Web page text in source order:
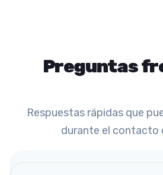
Preguntas
Respuestas rápidas que
durante el contacto